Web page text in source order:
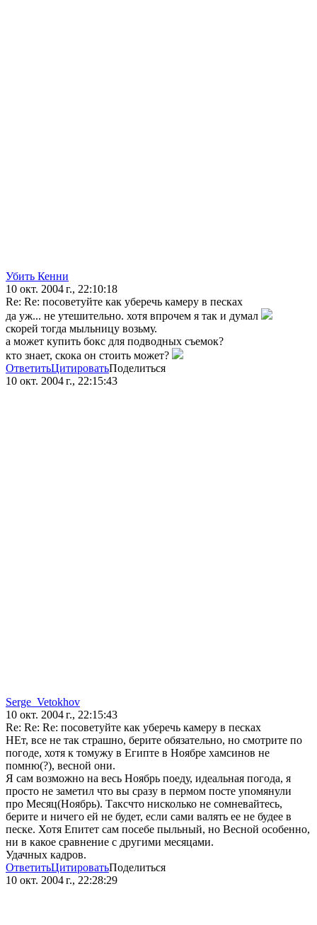
Убить Кенни
10 окт. 2004 г., 22:10:18
Re: Re: посоветуйте как уберечь камеру в песках
да уж... не утешительно. хотя впрочем я так и думал
скорей тогда мыльницу возьму.
а может купить бокс для подводных съемок?
кто знает, скока он стоить может?
ОтветитьЦитироватьПоделиться
10 окт. 2004 г., 22:15:43
Serge_Vetokhov
10 окт. 2004 г., 22:15:43
Re: Re: Re: посоветуйте как уберечь камеру в песках
НЕт, все не так страшно, берите обязательно, но смотрите по
погоде, хотя к томужу в Египте в Ноябре хамсинов не
помню(?), весной они.
Я сам возможно на весь Ноябрь поеду, идеальная погода, я
просто не заметил что вы сразу в пермом посте упомянули
про Месяц(Ноябрь). Таксчто нисколько не сомневайтесь,
берите и ничего ей не будет, если сами валять ее не будее в
песке. Хотя Епитет сам посебе пыльный, но Весной особенно,
ни в какое сравнение с другими месяцами.
Удачных кадров.
ОтветитьЦитироватьПоделиться
10 окт. 2004 г., 22:28:29